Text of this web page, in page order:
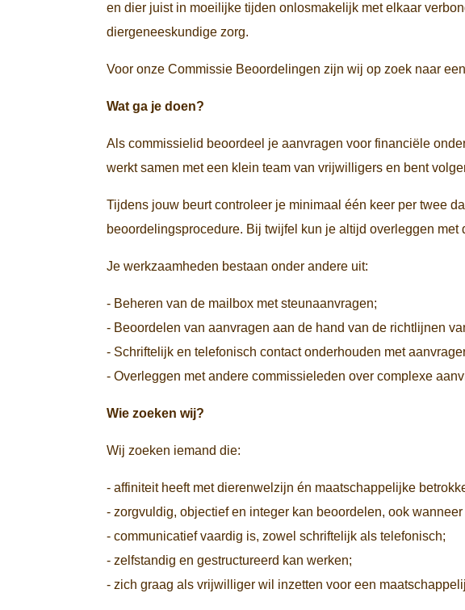
en dier juist in moeilijke tijden onlosmakelijk met elkaar
diergeneeskundige zorg.
Voor onze Commissie Beoordelingen zijn wij op zoek naar
Wat ga je doen?
Als commissielid beoordeel je aanvragen voor financiële
werkt samen met een klein team van vrijwilligers en bent
Tijdens jouw beurt controleer je minimaal één keer per twee
beoordelingsprocedure. Bij twijfel kun je altijd overleggen met
Je werkzaamheden bestaan onder andere uit:
- Beheren van de mailbox met steunaanvragen;
- Beoordelen van aanvragen aan de hand van de richtlijnen
- Schriftelijk en telefonisch contact onderhouden met
- Overleggen met andere commissieleden over complexe
Wie zoeken wij?
Wij zoeken iemand die:
- affiniteit heeft met dierenwelzijn én maatschappelijke
- zorgvuldig, objectief en integer kan beoordelen, ook
- communicatief vaardig is, zowel schriftelijk als telefonisch;
- zelfstandig en gestructureerd kan werken;
- zich graag als vrijwilliger wil inzetten voor een